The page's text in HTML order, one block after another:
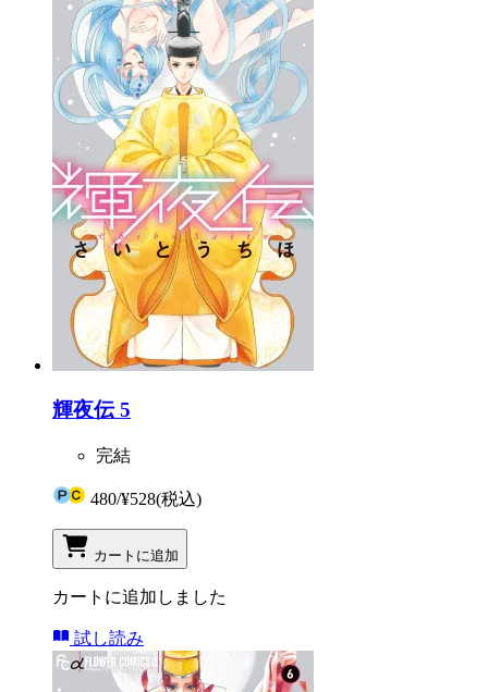
輝夜伝 5
完結
480/¥528(税込)
カートに追加
カートに追加しました
試し読み